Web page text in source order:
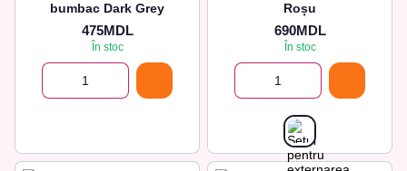
bumbac Dark Grey
475MDL
În stoc
Roșu
690MDL
În stoc